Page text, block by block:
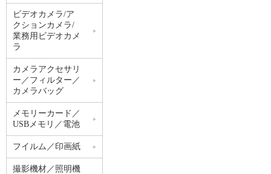
ビデオカメラ/ア
クションカメラ/
業務用ビデオカメ
ラ
カメラアクセサリ
ー／フィルター／
カメラバッグ
メモリーカード／
USBメモリ／電池
フイルム／印画紙
撮影機材／照明機